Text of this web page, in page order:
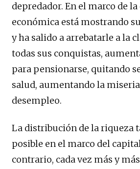
depredador. En el marco de
económica está mostrando
y ha salido a arrebatarle a la
todas sus conquistas,
para pensionarse, quitando
salud, aumentando la
desempleo.
La distribución de la riqueza
posible en el marco del
contrario, cada vez más y